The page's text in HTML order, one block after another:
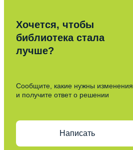
Хочется, чтобы
библиотека стала
лучше?
Сообщите, какие нужны изменения
и получите ответ о решении
Написать